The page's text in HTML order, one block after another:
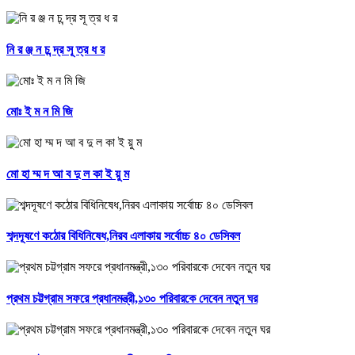
নি র ঞ্জ ন চ ন্দ্র সূ ত্র ধ র
মোঃ ই ম ন মি জি
মো হা ম্ম দ আ ব দু ল কা ই য়ু ম
শব্দদূষণে কঠোর বিধিনিষেধ,নিরব এলাকায় সর্বোচ্চ ৪০ ডেসিবল
প্রথম চট্টগ্রাম সফরে প্রধানমন্ত্রী,১৩০ পরিবারকে দেবেন নতুন ঘর